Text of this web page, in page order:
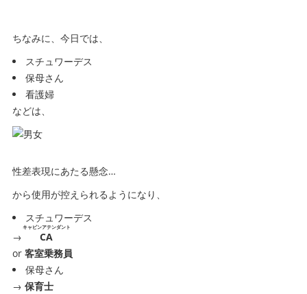
ちなみに、今日では、
スチュワーデス
保母さん
看護婦
などは、
性差表現にあたる懸念…
から使用が控えられるようになり、
スチュワーデス
→
CA
キャビンアテンダント
or 客室乗務員
保母さん
→ 保育士